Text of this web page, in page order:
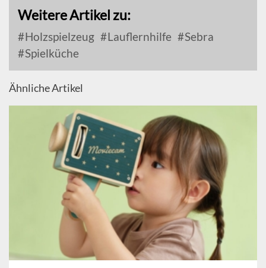
Weitere Artikel zu:
Holzspielzeug Lauflernhilfe
Sebra
Spielküche
Ähnliche Artikel